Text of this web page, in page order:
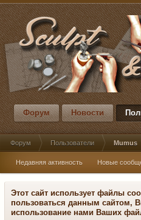
Форум Новости
Форум Пользователи Mumus
Недавняя активность Новые
Этот сайт использует файлы
пользоваться данным сайтом,
использование нами Ваших